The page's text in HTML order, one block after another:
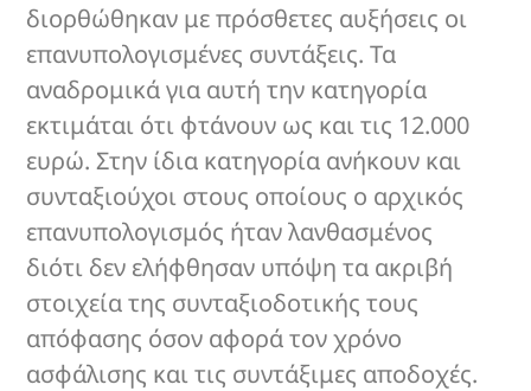
διορθώθηκαν με πρόσθετες αυξήσεις οι
επανυπολογισμένες συντάξεις. Τα
αναδρομικά για αυτή την κατηγορία
εκτιμάται ότι φτάνουν ως και τις 12.000
ευρώ. Στην ίδια κατηγορία ανήκουν και
συνταξιούχοι στους οποίους ο αρχικός
επανυπολογισμός ήταν λανθασμένος
διότι δεν ελήφθησαν υπόψη τα ακριβή
στοιχεία της συνταξιοδοτικής τους
απόφασης όσον αφορά τον χρόνο
ασφάλισης και τις συντάξιμες αποδοχές.